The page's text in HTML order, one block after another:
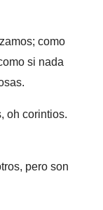
como
si nada
oh corintios.
pero son